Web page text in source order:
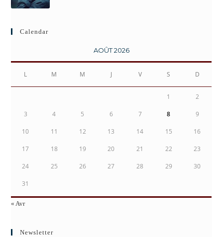
Calendar
AOÛT 2026
L M M J V S D
1 2
3 4 5 6 7 8 9
10 11 12 13 14 15 16
17 18 19 20 21 22 23
24 25 26 27 28 29 30
31
« Avr
Newsletter